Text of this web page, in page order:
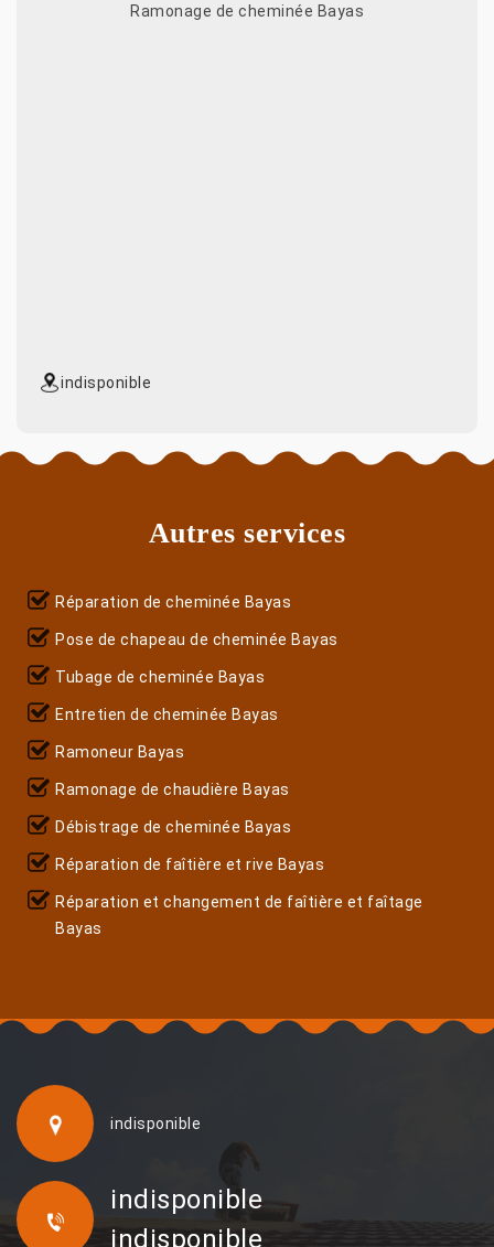
Ramonage de cheminée Bayas
indisponible
Autres services
Réparation de cheminée Bayas
Pose de chapeau de cheminée Bayas
Tubage de cheminée Bayas
Entretien de cheminée Bayas
Ramoneur Bayas
Ramonage de chaudière Bayas
Débistrage de cheminée Bayas
Réparation de faîtière et rive Bayas
Réparation et changement de faîtière et faîtage
Bayas
indisponible
indisponible
indisponible